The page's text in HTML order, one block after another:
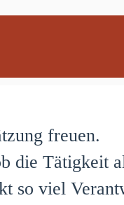
freuen.
die Tätigkeit
so viel